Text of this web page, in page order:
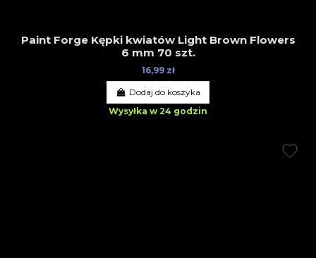
Paint Forge Kępki kwiatów Light Brown Flowers
6 mm 70 szt.
16,99 zł
Dodaj do koszyka
Wysyłka w 24 godzin